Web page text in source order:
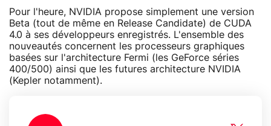
Pour l'heure, NVIDIA propose simplement une version
Beta (tout de même en Release Candidate) de CUDA
4.0 à ses développeurs enregistrés. L'ensemble des
nouveautés concernent les processeurs graphiques
basées sur l'architecture Fermi (les GeForce séries
400/500) ainsi que les futures architecture NVIDIA
(Kepler notamment).